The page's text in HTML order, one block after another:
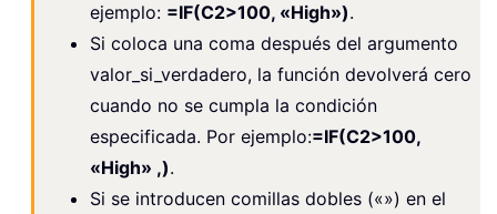
ejemplo: =IF(C2>100, «High»).
Si coloca una coma después del argumento
valor_si_verdadero, la función devolverá cero
cuando no se cumpla la condición
especificada. Por ejemplo:=IF(C2>100,
«High» ,).
Si se introducen comillas dobles («») en el